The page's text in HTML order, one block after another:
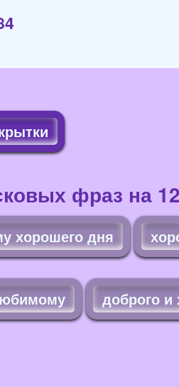
фраз на
хорошего дня
доброго и